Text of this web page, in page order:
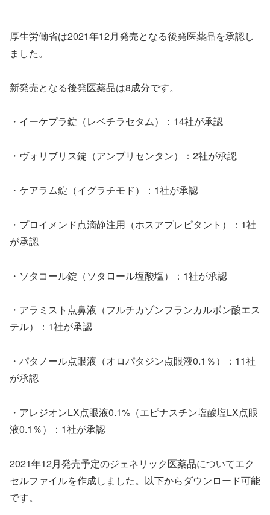
厚生労働省は2021年12月発売となる後発医薬品を承認し
ました。
新発売となる後発医薬品は8成分です。
・イーケプラ錠（レベチラセタム）：14社が承認
・ヴォリブリス錠（アンブリセンタン）：2社が承認
・ケアラム錠（イグラチモド）：1社が承認
・プロイメンド点滴静注用（ホスアプレピタント）：1社
が承認
・ソタコール錠（ソタロール塩酸塩）：1社が承認
・アラミスト点鼻液（フルチカゾンフランカルボン酸エス
テル）：1社が承認
・パタノール点眼液（オロパタジン点眼液0.1％）：11社
が承認
・アレジオンLX点眼液0.1%（エピナスチン塩酸塩LX点眼
液0.1％）：1社が承認
2021年12月発売予定のジェネリック医薬品についてエク
セルファイルを作成しました。以下からダウンロード可能
です。